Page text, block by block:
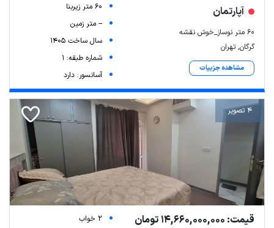
آپارتمان
۶۰ متر نوساز_خوش نقشه
گرگان, تهران
مشاهده جزییات
60 متر زیربنا
-- متر زمین
سال ساخت 1405
شماره طبقه: 1
آسانسور: دارد
4 تصویر
قیمت: 14,660,000,000 تومان
2 خواب